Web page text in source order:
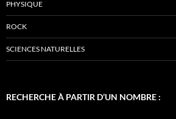
PHYSIQUE
ROCK
SCIENCES NATURELLES
RECHERCHE À PARTIR D’UN NOMBRE :